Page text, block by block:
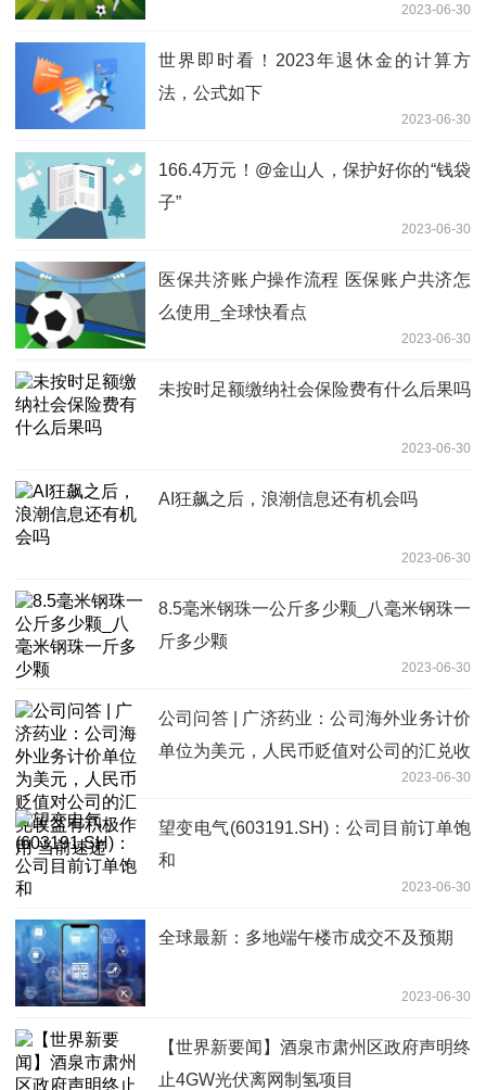
2023-06-30
世界即时看！2023年退休金的计算方
法，公式如下
2023-06-30
166.4万元！@金山人，保护好你的“钱袋
子”
2023-06-30
医保共济账户操作流程 医保账户共济怎
么使用_全球快看点
2023-06-30
未按时足额缴纳社会保险费有什么后果吗
2023-06-30
AI狂飙之后，浪潮信息还有机会吗
2023-06-30
8.5毫米钢珠一公斤多少颗_八毫米钢珠一
斤多少颗
2023-06-30
公司问答 | 广济药业：公司海外业务计价
单位为美元，人民币贬值对公司的汇兑收
2023-06-30
望变电气(603191.SH)：公司目前订单饱
和
2023-06-30
全球最新：多地端午楼市成交不及预期
2023-06-30
【世界新要闻】酒泉市肃州区政府声明终
止4GW光伏离网制氢项目